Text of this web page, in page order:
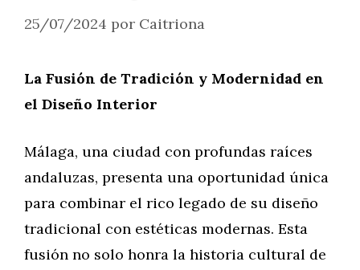
25/07/2024 por Caitriona
La Fusión de Tradición y Modernidad en
el Diseño Interior
Málaga, una ciudad con profundas raíces
andaluzas, presenta una oportunidad única
para combinar el rico legado de su diseño
tradicional con estéticas modernas. Esta
fusión no solo honra la historia cultural de